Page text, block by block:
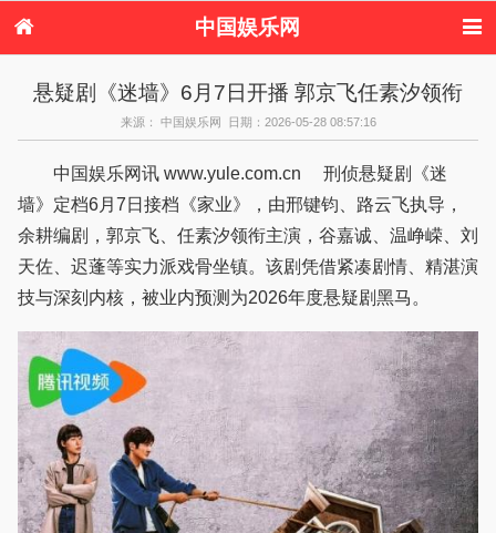
中国娱乐网
电视剧
演唱会 综艺节目
偶像活动
悬疑剧《迷墙》6月7日开播 郭京飞任素汐领衔
来源： 中国娱乐网 日期：2026-05-28 08:57:16
中国娱乐网讯 www.yule.com.cn 刑侦悬疑剧《迷
墙》定档6月7日接档《家业》，由邢键钧、路云飞执导，
余耕编剧，郭京飞、任素汐领衔主演，谷嘉诚、温峥嵘、刘
天佐、迟蓬等实力派戏骨坐镇。该剧凭借紧凑剧情、精湛演
技与深刻内核，被业内预测为2026年度悬疑剧黑马。